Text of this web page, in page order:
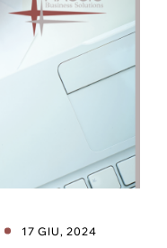
17 GIU, 2024